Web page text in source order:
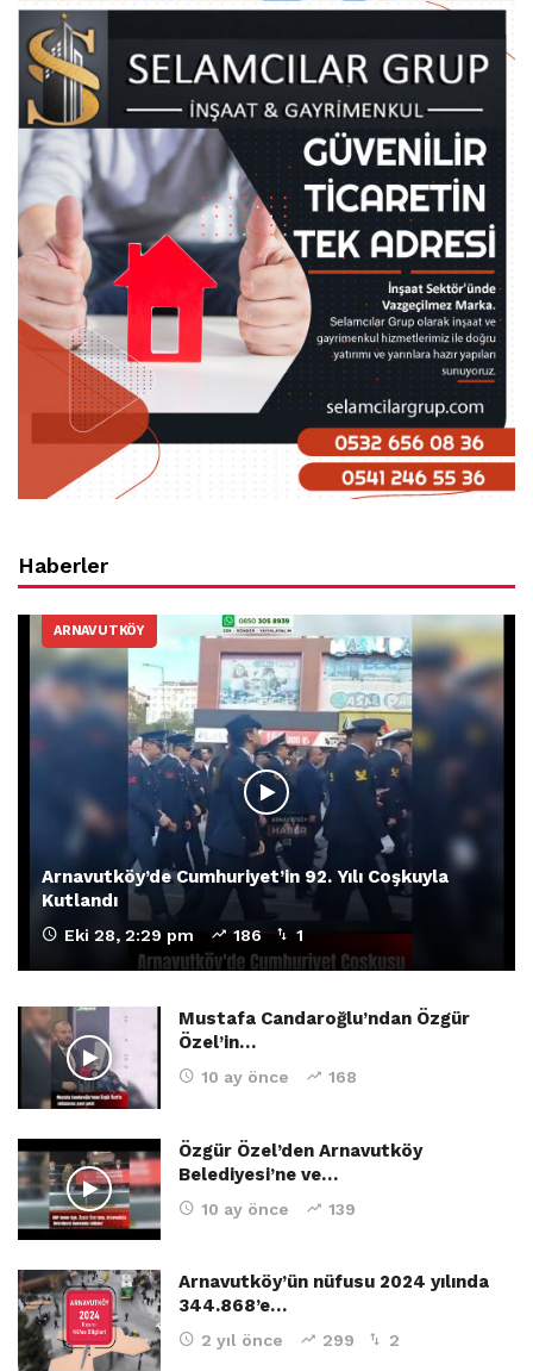
Haberler
ARNAVUTKÖY
Arnavutköy’de Cumhuriyet’in 92. Yılı Coşkuyla
Kutlandı
Eki 28, 2:29 pm 186 1
Mustafa Candaroğlu’ndan Özgür
Özel’in…
10 ay önce 168
Özgür Özel’den Arnavutköy
Belediyesi’ne ve…
10 ay önce 139
Arnavutköy’ün nüfusu 2024 yılında
344.868’e…
2 yıl önce 299 2